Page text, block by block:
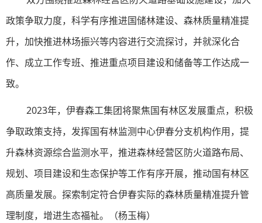
政策争取力度，科学有序推进国储林建设、森林质量精准提
升，加快推进林场振兴等内容进行交流探讨，并就深化合
作、成立工作专班、推进重点项目建设和储备等工作达成一
致。
2023年，伊春森工集团将聚焦国有林区发展重点，积极
争取政策支持，发挥国有林监测中心伊春分支机构作用，提
升森林资源综合监测水平，推进森林经营区防火道路布局、
规划、项目建设和生态保护等工作有序开展，推动国有林区
高质量发展。探索制定符合伊春实际的森林质量精准提升管
理制度，增进生态福祉。（杨玉梅）